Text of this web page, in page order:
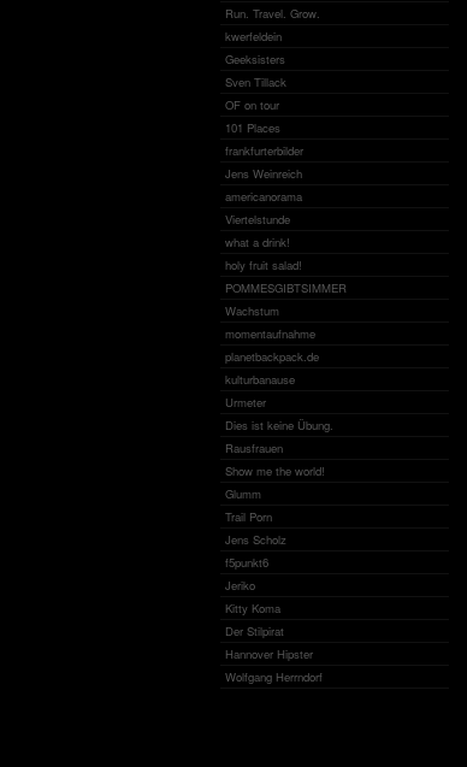
Run. Travel. Grow.
kwerfeldein
Geeksisters
Sven Tillack
OF on tour
101 Places
frankfurterbilder
Jens Weinreich
americanorama
Viertelstunde
what a drink!
holy fruit salad!
POMMESGIBTSIMMER
Wachstum
momentaufnahme
planetbackpack.de
kulturbanause
Urmeter
Dies ist keine Übung.
Rausfrauen
Show me the world!
Glumm
Trail Porn
Jens Scholz
f5punkt6
Jeriko
Kitty Koma
Der Stilpirat
Hannover Hipster
Wolfgang Herrndorf